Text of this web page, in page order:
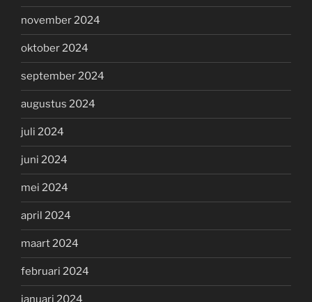
november 2024
oktober 2024
september 2024
augustus 2024
juli 2024
juni 2024
mei 2024
april 2024
maart 2024
februari 2024
januari 2024